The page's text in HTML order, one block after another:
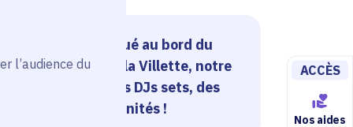
l’audience du
ACCÈS
Nos aides
parisien. Situé au bord du
dans le Parc de la Villette, notre
pour des DJs sets, des
dîner et plus si affinités !